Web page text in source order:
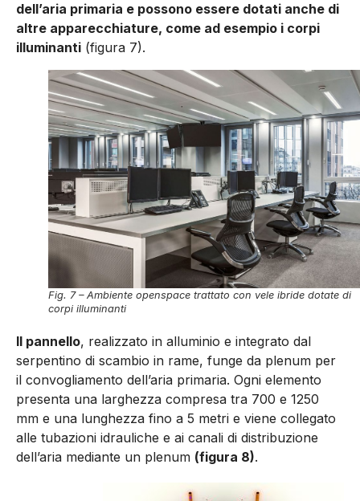
dell’aria primaria e possono essere dotati anche di
altre apparecchiature, come ad esempio i corpi
illuminanti (figura 7).
Fig. 7 – Ambiente openspace trattato con vele ibride dotate di
corpi illuminanti
Il pannello, realiz­zato in alluminio e integrato dal
serpentino di scambio in rame, funge da plenum per
il convogliamento dell’aria primaria. Ogni elemento
presenta una larghezza compresa tra 700 e 1250
mm e una lunghezza fino a 5 metri e viene collegato
alle tubazioni idrauliche e ai canali di distribuzione
dell’aria mediante un ple­num (figura 8).